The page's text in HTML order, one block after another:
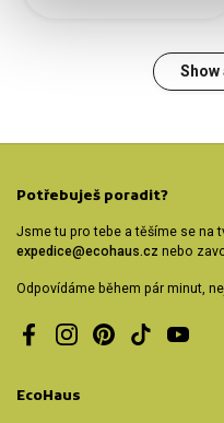
Potřebuješ poradit?
Jsme tu pro tebe a těšíme se na
expedice@ecohaus.cz nebo
Odpovídáme během pár minut,
FacebookInstagramPinterestTikTokYouTube
EcoHaus